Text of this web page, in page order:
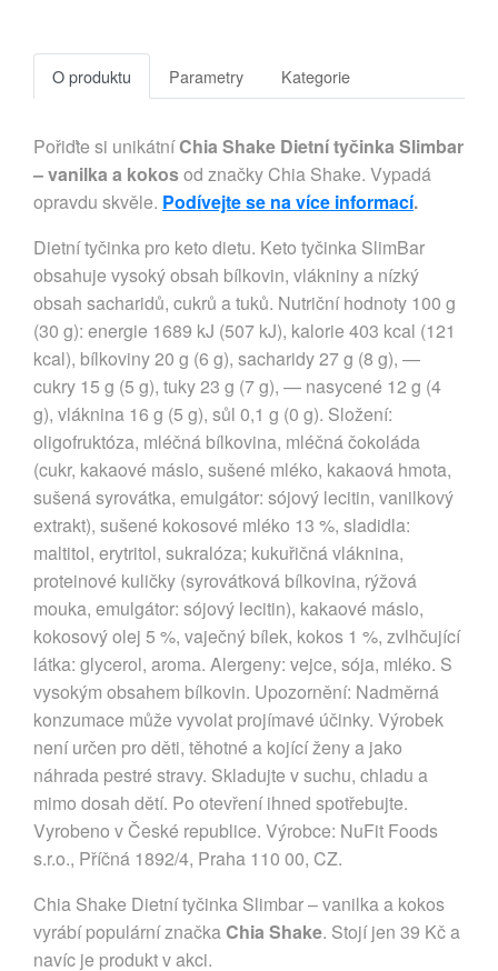
O produktu Parametry Kategorie
Pořiďte si unikátníChia Shake Dietní tyčinka Slimbar
– vanilka a kokosod značky Chia Shake. Vypadá
opravdu skvěle. Podívejte se na více informací.
Dietní tyčinka pro keto dietu. Keto tyčinka SlimBar
obsahuje vysoký obsah bílkovin, vlákniny a nízký
obsah sacharidů, cukrů a tuků. Nutriční hodnoty 100 g
(30 g): energie 1689 kJ (507 kJ), kalorie 403 kcal (121
kcal), bílkoviny 20 g (6 g), sacharidy 27 g (8 g), —
cukry 15 g (5 g), tuky 23 g (7 g), — nasycené 12 g (4
g), vláknina 16 g (5 g), sůl 0,1 g (0 g). Složení:
oligofruktóza, mléčná bílkovina, mléčná čokoláda
(cukr, kakaové máslo, sušené mléko, kakaová hmota,
sušená syrovátka, emulgátor: sójový lecitin, vanilkový
extrakt), sušené kokosové mléko 13 %, sladidla:
maltitol, erytritol, sukralóza; kukuřičná vláknina,
proteinové kuličky (syrovátková bílkovina, rýžová
mouka, emulgátor: sójový lecitin), kakaové máslo,
kokosový olej 5 %, vaječný bílek, kokos 1 %, zvlhčující
látka: glycerol, aroma. Alergeny: vejce, sója, mléko. S
vysokým obsahem bílkovin. Upozornění: Nadměrná
konzumace může vyvolat projímavé účinky. Výrobek
není určen pro děti, těhotné a kojící ženy a jako
náhrada pestré stravy. Skladujte v suchu, chladu a
mimo dosah dětí. Po otevření ihned spotřebujte.
Vyrobeno v České republice. Výrobce: NuFit Foods
s.r.o., Příčná 1892/4, Praha 110 00, CZ.
Chia Shake Dietní tyčinka Slimbar – vanilka a kokos
vyrábí populární značkaChia Shake. Stojí jen 39 Kč a
navíc je produkt v akci.